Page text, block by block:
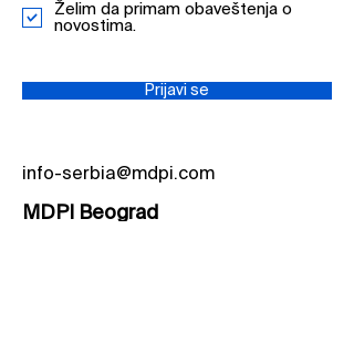
Želim da primam obaveštenja o
novostima.
Prijavi se
info-serbia@mdpi.com
MDPI Beograd